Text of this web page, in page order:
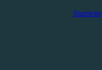
Startseite